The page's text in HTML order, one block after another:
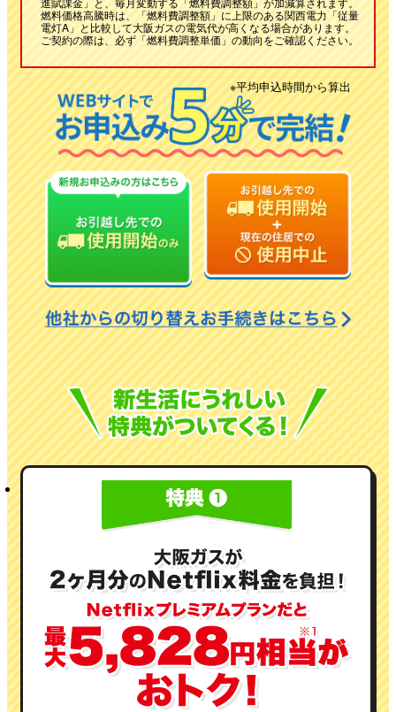
燃料価格高騰時は、「燃料費調整額」に上限のある関西電力「従量
電灯A」と比較して大阪ガスの電気代が高くなる場合があります。
ご契約の際は、必ず「燃料費調整単価」の動向をご確認ください。
※平均申込時間から算出